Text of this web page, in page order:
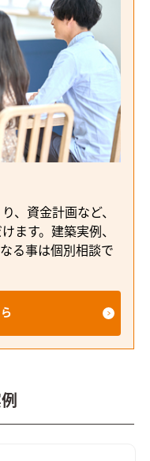
、資金計画など、
ます。建築実例、
る事は個別相談で